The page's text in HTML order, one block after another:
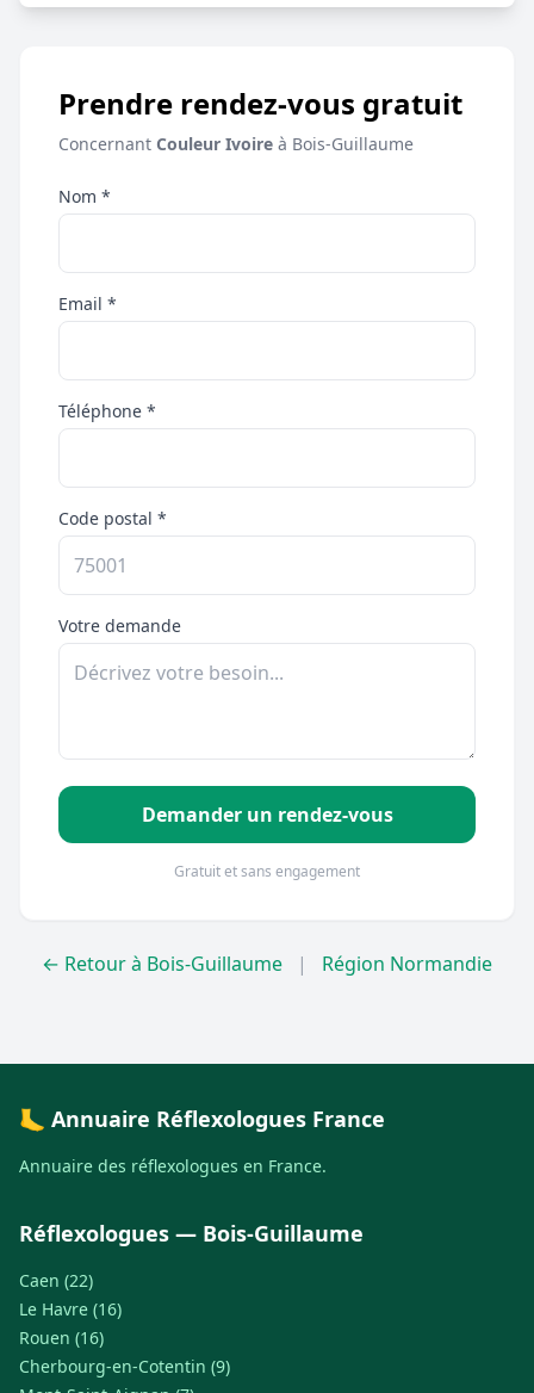
Prendre rendez-vous gratuit
Concernant Couleur Ivoire à Bois-Guillaume
Nom *
Email *
Téléphone *
Code postal *
Votre demande
Demander un rendez-vous
Gratuit et sans engagement
← Retour à Bois-Guillaume | Région Normandie
🦶 Annuaire Réflexologues France
Annuaire des réflexologues en France.
Réflexologues — Bois-Guillaume
Caen (22)
Le Havre (16)
Rouen (16)
Cherbourg-en-Cotentin (9)